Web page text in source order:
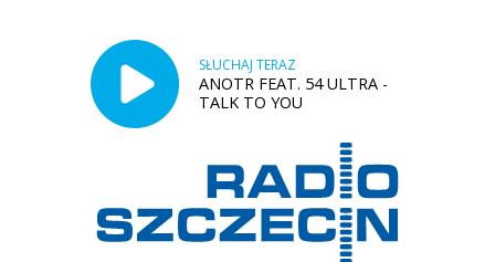
SŁUCHAJ TERAZ
ANOTR FEAT. 54 ULTRA -
TALK TO YOU